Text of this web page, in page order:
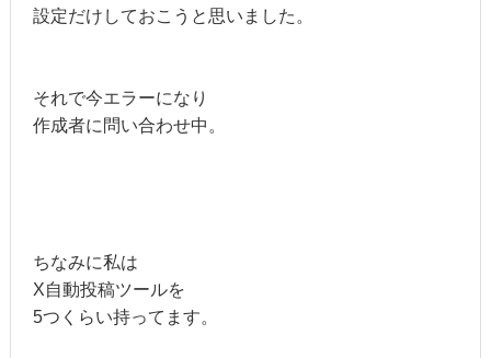
設定だけしておこうと思いました。
それで今エラーになり
作成者に問い合わせ中。
ちなみに私は
X自動投稿ツールを
5つくらい持ってます。